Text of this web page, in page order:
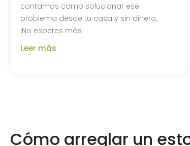
contamos como solucionar ese
problema desde tu casa y sin dinero,
¡No esperes más
Leer más
Cómo arreglar un